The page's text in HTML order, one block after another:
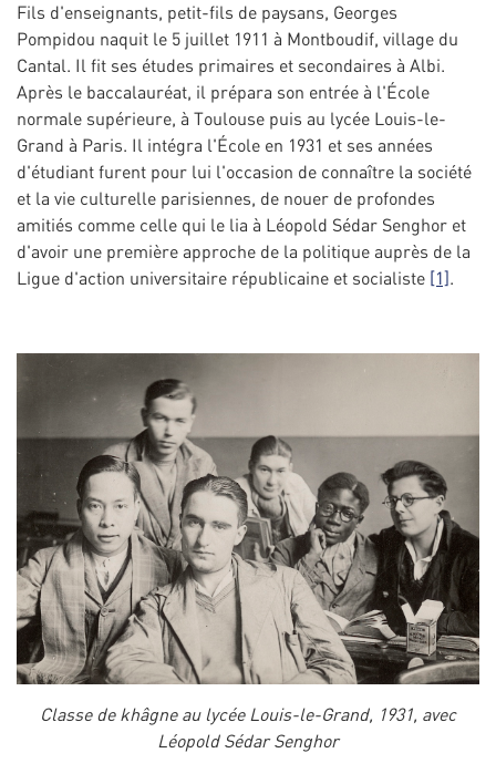
Fils d'enseignants, petit-fils de paysans, Georges
Pompidou naquit le 5 juillet 1911 à Montboudif, village du
Cantal. Il fit ses études primaires et secondaires à Albi.
Après le baccalauréat, il prépara son entrée à l'École
normale supérieure, à Toulouse puis au lycée Louis-le-
Grand à Paris. Il intégra l'École en 1931 et ses années
d'étudiant furent pour lui l'occasion de connaître la société
et la vie culturelle parisiennes, de nouer de profondes
amitiés comme celle qui le lia à Léopold Sédar Senghor et
d'avoir une première approche de la politique auprès de la
Ligue d'action universitaire républicaine et socialiste [1].
Classe de khâgne au lycée Louis-le-Grand, 1931, avec
Léopold Sédar Senghor